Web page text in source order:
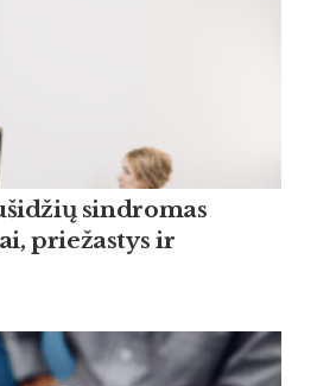
sindromas
priežastys ir